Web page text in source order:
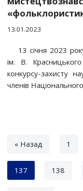
13.01.2023
13 січня 2023
ім. В.
конкурсу-захисту
членів
« Назад 1
137 138